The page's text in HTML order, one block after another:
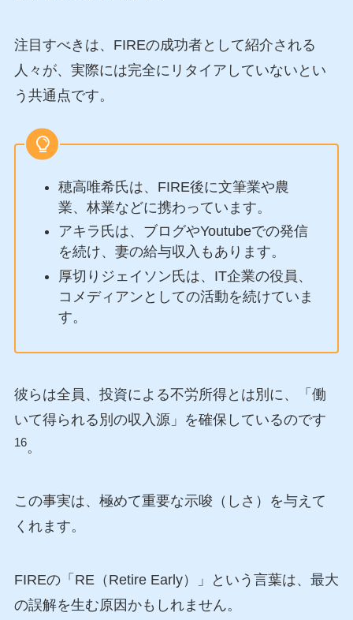
注目すべきは、FIREの成功者として紹介される
人々が、実際には完全にリタイアしていないとい
う共通点です。
穂高唯希氏は、FIRE後に文筆業や農
業、林業などに携わっています。
アキラ氏は、ブログやYoutubeでの発信
を続け、妻の給与収入もあります。
厚切りジェイソン氏は、IT企業の役員、
コメディアンとしての活動を続けていま
す。
彼らは全員、投資による不労所得とは別に、「働
いて得られる別の収入源」を確保しているのです
16。
この事実は、極めて重要な示唆（しさ）を与えて
くれます。
FIREの「RE（Retire Early）」という言葉は、最大
の誤解を生む原因かもしれません。